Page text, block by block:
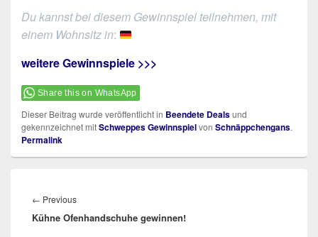
Du kannst bei diesem Gewinnspiel teilnehmen, mit
einem Wohnsitz in:
weitere Gewinnspiele >>>
Share this on WhatsApp
Dieser Beitrag wurde veröffentlicht in Beendete Dealsund
gekennzeichnet mitSchweppes Gewinnspielvon Schnäppchengans.
Permalink
← PreviousPrevious
post:
Kühne Ofenhandschuhe gewinnen!